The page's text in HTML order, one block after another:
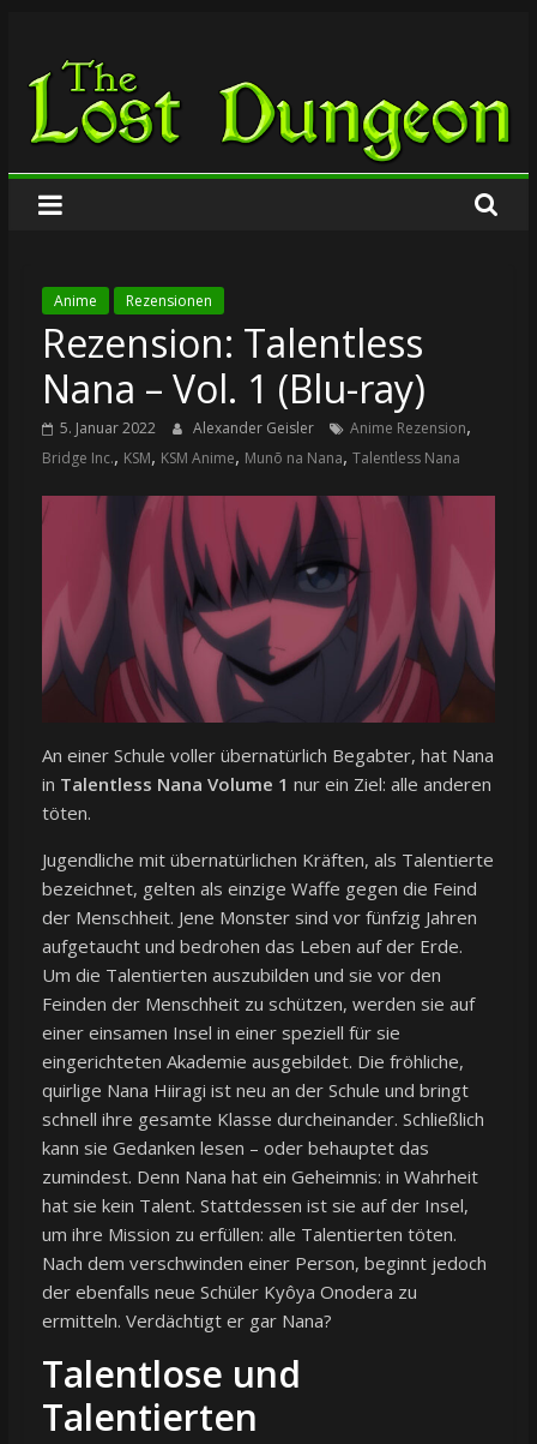
springen
The
Lost
Dungeon
Anime Rezensionen
Rezension: Talentless
Nana – Vol. 1 (Blu-ray)
5. Januar 2022 Alexander Geisler Anime Rezension,
Bridge Inc., KSM, KSM Anime, Munō na Nana, Talentless Nana
An einer Schule voller übernatürlich Begabter, hat Nana
in Talentless Nana Volume 1 nur ein Ziel: alle anderen
töten.
Jugendliche mit übernatürlichen Kräften, als Talentierte
bezeichnet, gelten als einzige Waffe gegen die Feind
der Menschheit. Jene Monster sind vor fünfzig Jahren
aufgetaucht und bedrohen das Leben auf der Erde.
Um die Talentierten auszubilden und sie vor den
Feinden der Menschheit zu schützen, werden sie auf
einer einsamen Insel in einer speziell für sie
eingerichteten Akademie ausgebildet. Die fröhliche,
quirlige Nana Hiiragi ist neu an der Schule und bringt
schnell ihre gesamte Klasse durcheinander. Schließlich
kann sie Gedanken lesen – oder behauptet das
zumindest. Denn Nana hat ein Geheimnis: in Wahrheit
hat sie kein Talent. Stattdessen ist sie auf der Insel,
um ihre Mission zu erfüllen: alle Talentierten töten.
Nach dem verschwinden einer Person, beginnt jedoch
der ebenfalls neue Schüler Kyôya Onodera zu
ermitteln. Verdächtigt er gar Nana?
Talentlose und
Talentierten